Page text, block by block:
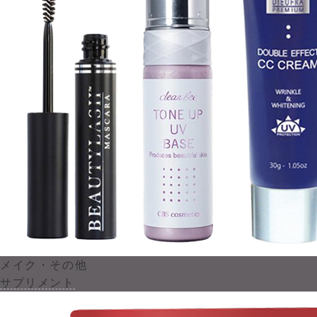
メイク・その他
サプリメント